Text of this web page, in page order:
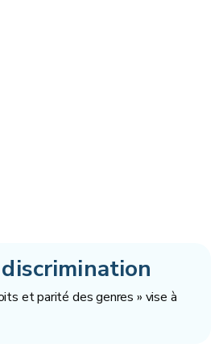
et parité des genres » vise à